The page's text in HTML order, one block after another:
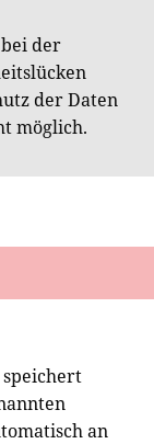
der
der Daten
möglich.
an